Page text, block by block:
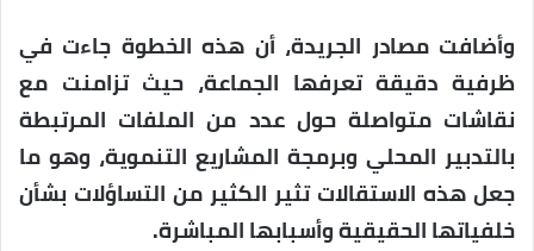
وأضافت مصادر الجريدة، أن هذه الخطوة جاءت في
ظرفية دقيقة تعرفها الجماعة، حيث تزامنت مع
نقاشات متواصلة حول عدد من الملفات المرتبطة
بالتدبير المحلي وبرمجة المشاريع التنموية، وهو ما
جعل هذه الاستقالات تثير الكثير من التساؤلات بشأن
خلفياتها الحقيقية وأسبابها المباشرة.